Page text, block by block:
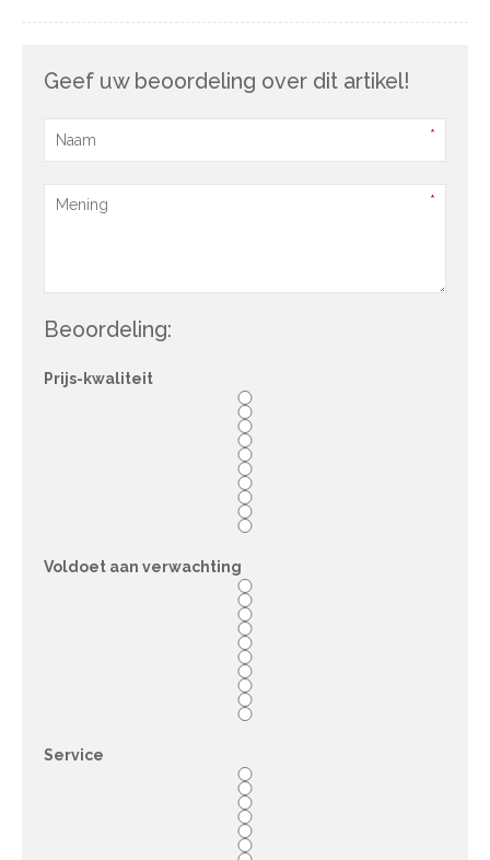
Geef uw beoordeling over dit artikel!
Beoordeling:
Prijs-kwaliteit
Voldoet aan verwachting
Service